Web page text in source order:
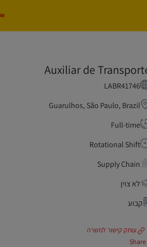
Auxiliar de
LABR41746
Guarulhos, São Paulo, Brazil
Full-time
Rotational Shift
Supply Chain
לא צוין
קבוע
עותק קישור למשרה
Share